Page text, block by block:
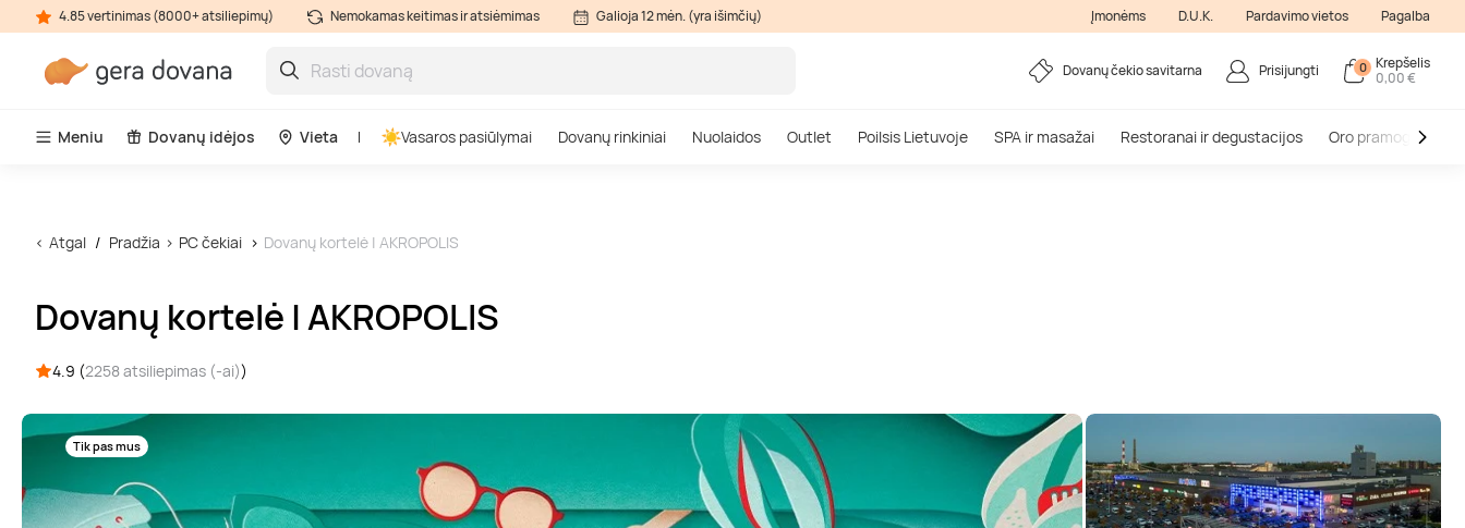
4.85 vertinimas (8000+ atsiliepimų) Nemokamas keitimas ir atsiėmimas Galioja 12 mėn. (yra išimčių) Įmonėms D.U.K. Pardavimo vietos Pagalba
Dovanų čekio savitarna Prisijungti 0 Krepšelis
0,00 €
Meniu Dovanų idėjos Vieta Vasaros pasiūlymai Dovanų rinkiniai Nuolaidos Outlet Poilsis Lietuvoje SPA ir masažai Restoranai ir degustacijos Oro pramogos
Atgal Pradžia PC čekiai Dovanų kortelė | AKROPOLIS
Dovanų kortelė | AKROPOLIS
4.9 (2258 atsiliepimas (-ai))
Tik pas mus